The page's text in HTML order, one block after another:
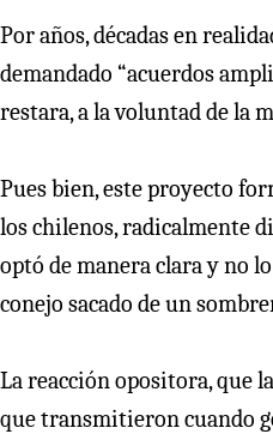
Por años, décadas en
demandado “acuerdos
restara, a la voluntad de la
Pues bien, este proyecto
los chilenos, radicalmente
optó de manera clara y no
conejo sacado de un
La reacción opositora, que
que transmitieron cuando